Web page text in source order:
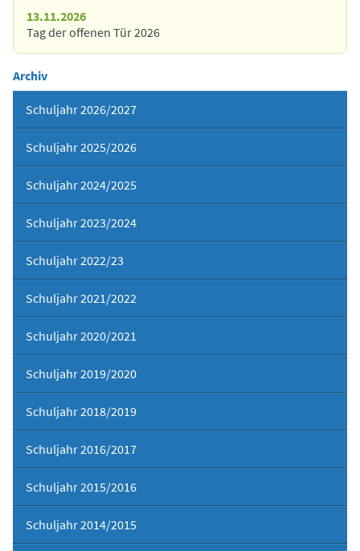
13.11.2026
Tag der offenen Tür 2026
Archiv
Schuljahr 2026/2027
Schuljahr 2025/2026
Schuljahr 2024/2025
Schuljahr 2023/2024
Schuljahr 2022/23
Schuljahr 2021/2022
Schuljahr 2020/2021
Schuljahr 2019/2020
Schuljahr 2018/2019
Schuljahr 2016/2017
Schuljahr 2015/2016
Schuljahr 2014/2015